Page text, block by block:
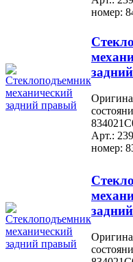
номер:
Арт.:
номер: